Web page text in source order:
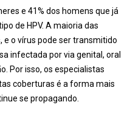
e 41% dos homens que já
de HPV. A maioria das
o vírus pode ser transmitido
infectada por via genital, oral
Por isso, os especialistas
coberturas é a forma mais
se propagando.